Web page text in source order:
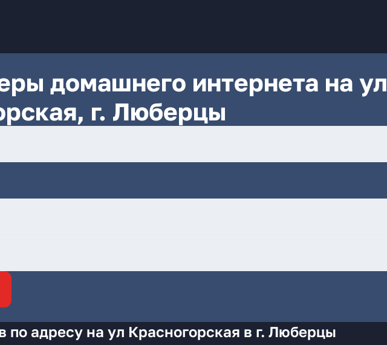
домашнего интернета на ул
г. Люберцы
по адресу на ул Красногорская в г. Люберцы